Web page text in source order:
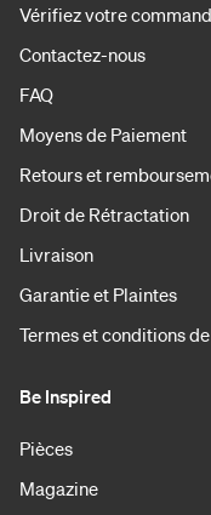
Vérifiez votre
Contactez-nous
FAQ
Moyens de Paiement
Retours et
Droit de Rétractation
Livraison
Garantie et Plaintes
Termes et conditions
Be Inspired
Pièces
Magazine